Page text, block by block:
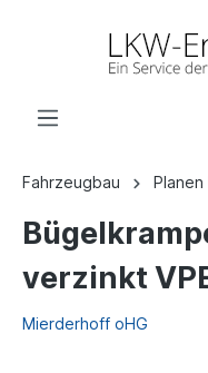
Fahrzeugbau
verzinkt
Mierderhoff oHG